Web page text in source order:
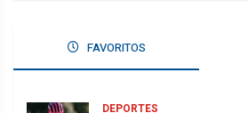
FAVORITOS
DEPORTES